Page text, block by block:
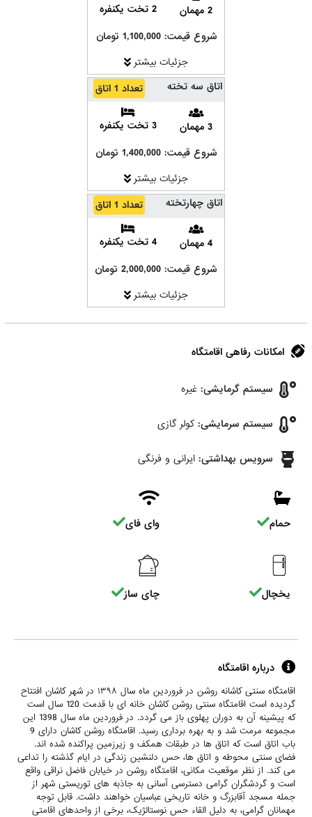
2 مهمان
2 تخت یکنفره
شروع قیمت: 1,100,000 تومان
جزئیات بیشتر
اتاق سه تخته
تعداد 1 اتاق
3 مهمان
3 تخت یکنفره
شروع قیمت: 1,400,000 تومان
جزئیات بیشتر
اتاق چهارتخته
تعداد 1 اتاق
4 مهمان
4 تخت یکنفره
شروع قیمت: 2,000,000 تومان
جزئیات بیشتر
امکانات رفاهی اقامتگاه
سیستم گرمایشی: غیره
سیستم سرمایشی: کولر گازی
سرویس بهداشتی: ایرانی و فرنگی
حمام وای فای
یخچال چای ساز
درباره اقامتگاه
اقامتگاه سنتی کاشانه روشن در فروردین ماه سال ۱۳۹۸ در شهر کاشان افتتاح
گردیده است اقامتگاه سنتی روشن کاشان خانه ای با قدمت 120 سال است
که پیشینه آن به دوران پهلوی باز می گردد. در فروردین ماه سال 1398 این
مجموعه مرمت شد و به بهره برداری رسید. اقامتگاه روشن کاشان دارای 9
باب اتاق است که اتاق ها در طبقات همکف و زیرزمین پراکنده شده اند.
فضای سنتی محوطه و اتاق ها، حس دلنشین زندگی در ایام گذشته را تداعی
می کند. از نظر موقعیت مکانی، اقامتگاه روشن در خیابان فاضل نراقی واقع
است و گردشگران گرامی دسترسی آسانی به جاذبه های توریستی شهر از
جمله مسجد آقابزرگ و خانه تاریخی عباسیان خواهند داشت. قابل توجه
مهمانان گرامی، به دلیل القاء حس نوستالژیک، برخی از واحدهای اقامتی